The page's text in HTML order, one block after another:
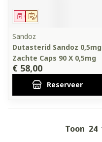
Op voorschrift
Geneesmiddel
Sandoz
Dutasterid Sandoz 0,5mg
Zachte Caps 90 X 0,5mg
€ 58,00
Reserveer
Toon